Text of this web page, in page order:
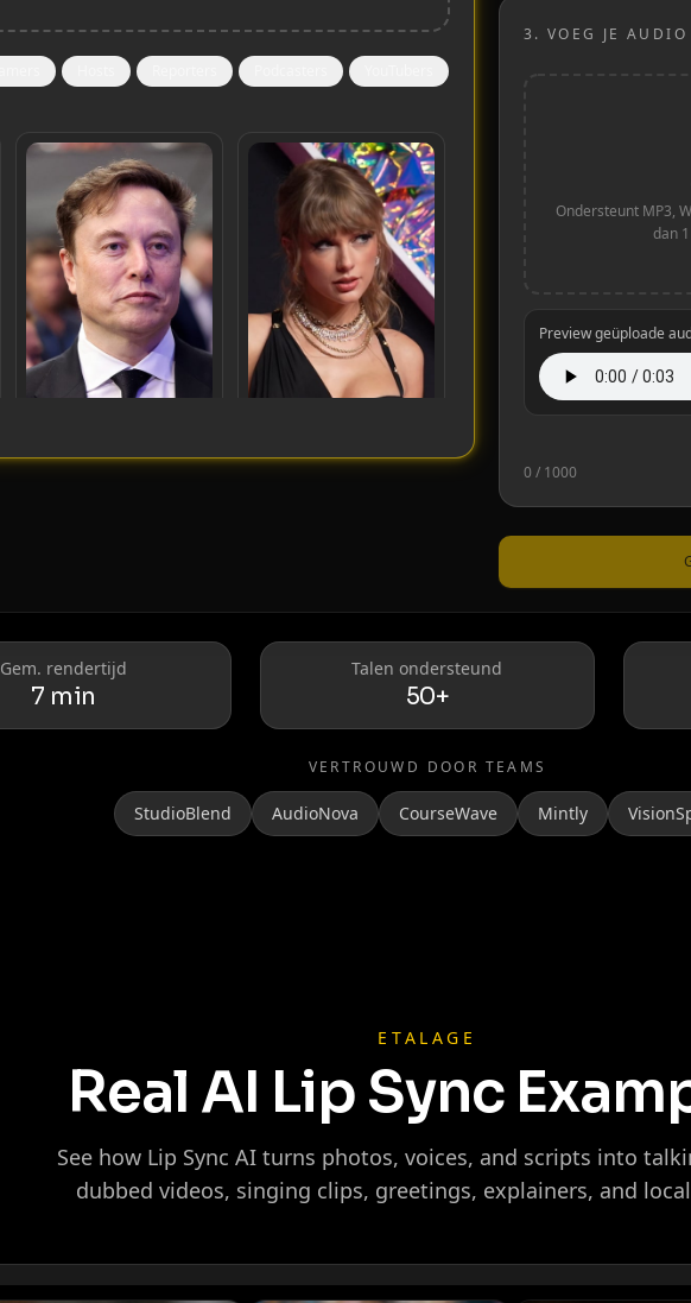
IShowSpeed Ninja
3. VOEG JE AUDIO
Ondersteunt MP3,
dan
Preview geüploade
0 / 1000
Gem. rendertijd
7 min
Talen ondersteund
50+
VERTROUWD DOOR TEAMS
StudioBlend AudioNova CourseWave Mintly
ETALAGE
Real AI Lip Sync
See how Lip Sync AI turns photos, voices, and scripts into
dubbed videos, singing clips, greetings, explainers, and